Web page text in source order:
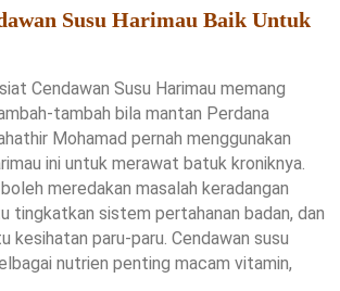
Susu Harimau Baik Untuk
Cendawan Susu Harimau memang
tambah bila mantan Perdana
Mohamad pernah menggunakan
ini untuk merawat batuk kroniknya.
meredakan masalah keradangan
tingkatkan sistem pertahanan badan, dan
kesihatan paru-paru. Cendawan susu
nutrien penting macam vitamin,